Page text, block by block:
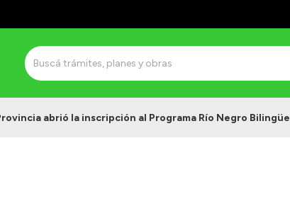
abrió la inscripción al Programa Río Negro Bilingüe